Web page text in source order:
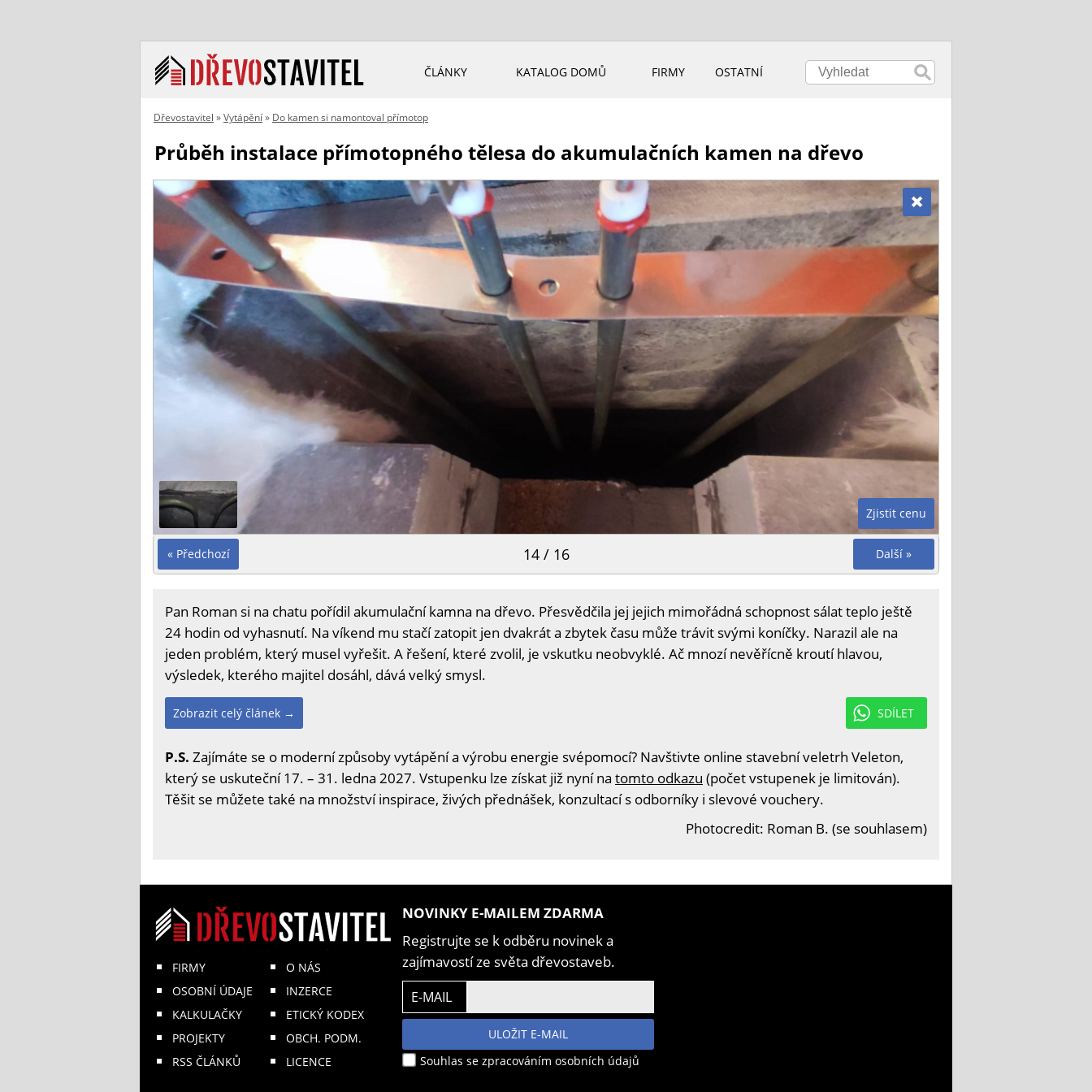
ČLÁNKY KATALOG DOMŮ FIRMY OSTATNÍ
Dřevostavitel »Vytápění» Do kamen si namontoval přímotop
Průběh instalace přímotopného tělesa do akumulačních kamen na dřevo
Zjistit cenu
« Předchozí Další »
14 / 16
Pan Roman si na chatu pořídil akumulační kamna na dřevo. Přesvědčila jej jejich mimořádná schopnost sálat teplo ještě
24 hodin od vyhasnutí. Na víkend mu stačí zatopit jen dvakrát a zbytek času může trávit svými koníčky. Narazil ale na
jeden problém, který musel vyřešit. A řešení, které zvolil, je vskutku neobvyklé. Ač mnozí nevěřícně kroutí hlavou,
výsledek, kterého majitel dosáhl, dává velký smysl.
SDÍLET
Zobrazit celý článek →
P.S. Zajímáte se o moderní způsoby vytápění a výrobu energie svépomocí? Navštivte online stavební veletrh Veleton,
který se uskuteční 17. – 31. ledna 2027. Vstupenku lze získat již nyní na tomto odkazu (počet vstupenek je limitován).
Těšit se můžete také na množství inspirace, živých přednášek, konzultací s odborníky i slevové vouchery.
Photocredit: Roman B. (se souhlasem)
FIRMY
OSOBNÍ ÚDAJE
KALKULAČKY
PROJEKTY
RSS ČLÁNKŮ
O NÁS
INZERCE
ETICKÝ KODEX
OBCH. PODM.
LICENCE
NOVINKY E-MAILEM ZDARMA
Registrujte se k odběru novinek a
zajímavostí ze světa dřevostaveb.
E-MAIL
ULOŽIT E-MAIL
Souhlas se zpracováním osobních údajů